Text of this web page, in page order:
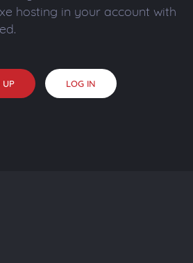
hosting in your account with
UP LOG IN